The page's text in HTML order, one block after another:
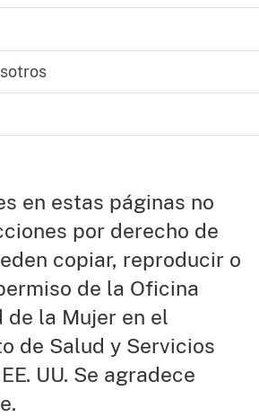
en estas páginas no
por derecho de
copiar, reproducir o
de la Oficina
de la Mujer en el
de Salud y Servicios
UU. Se agradece